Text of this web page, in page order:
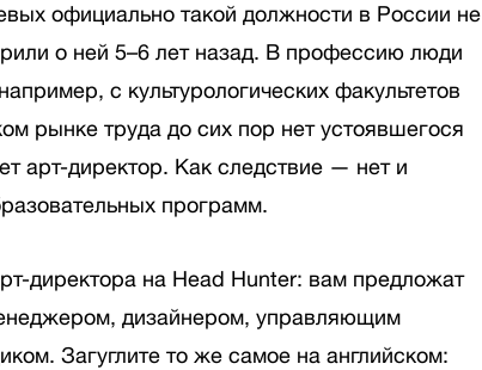
официально такой должности в России не
о ней 5–6 лет назад. В профессию люди
с культурологических факультетов
рынке труда до сих пор нет устоявшегося
арт-директор. Как следствие — нет и
программ.
директора на Head Hunter: вам предложат
дизайнером, управляющим
Загуглите то же самое на английском: